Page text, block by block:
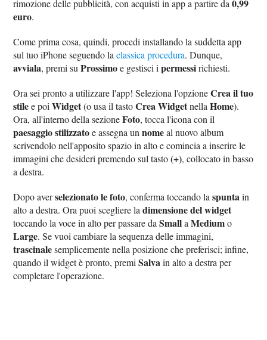
rimozione delle pubblicità, con acquisti in app a partire da0,99
euro.
Come prima cosa, quindi, procedi installando la suddetta app
sul tuo iPhone seguendo laclassica procedura. Dunque,
avviala, premi suProssimoe gestisci ipermessirichiesti.
Ora sei pronto a utilizzare l'app! Seleziona l'opzioneCrea il tuo
stilee poiWidget(o usa il tastoCrea WidgetnellaHome).
Ora, all'interno della sezioneFoto, tocca l'icona con il
paesaggio stilizzatoe assegna unnomeal nuovo album
scrivendolo nell'apposito spazio in alto e comincia a inserire le
immagini che desideri premendo sul tasto(+), collocato in basso
a destra.
Dopo averselezionato le foto, conferma toccando laspuntain
alto a destra. Ora puoi scegliere ladimensione del widget
toccando la voce in alto per passare daSmallaMediumo
Large. Se vuoi cambiare la sequenza delle immagini,
trascinalesemplicemente nella posizione che preferisci; infine,
quando il widget è pronto, premiSalvain alto a destra per
completare l'operazione.